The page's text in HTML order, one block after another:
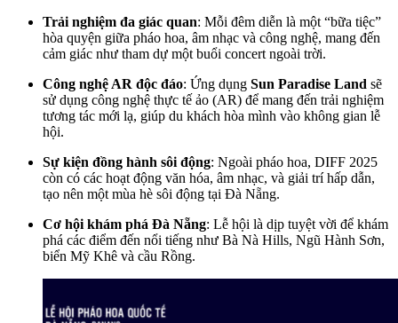
Trải nghiệm đa giác quan: Mỗi đêm diễn là một “bữa tiệc”
hòa quyện giữa pháo hoa, âm nhạc và công nghệ, mang đến
cảm giác như tham dự một buổi concert ngoài trời.
Công nghệ AR độc đáo: Ứng dụng Sun Paradise Land sẽ
sử dụng công nghệ thực tế ảo (AR) để mang đến trải nghiệm
tương tác mới lạ, giúp du khách hòa mình vào không gian lễ
hội.
Sự kiện đồng hành sôi động: Ngoài pháo hoa, DIFF 2025
còn có các hoạt động văn hóa, âm nhạc, và giải trí hấp dẫn,
tạo nên một mùa hè sôi động tại Đà Nẵng.
Cơ hội khám phá Đà Nẵng: Lễ hội là dịp tuyệt vời để khám
phá các điểm đến nổi tiếng như Bà Nà Hills, Ngũ Hành Sơn,
biển Mỹ Khê và cầu Rồng.